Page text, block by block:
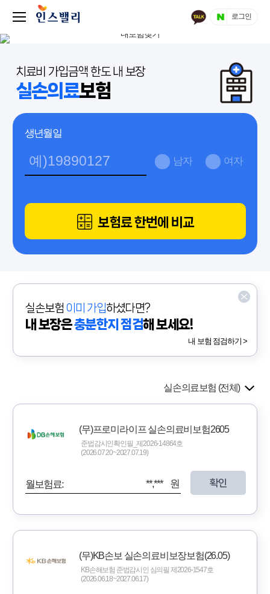
로그인
치료비 가입금액 한도 내 보장
실손의료보험
생년월일
남자 여자
보험료 한번에 비교
실손보험 이미 가입하셨다면?
내 보장은충분한지 점검해 보세요!
내 보험 점검하기 >
실손의료보험 (전체)
(무)프로미라이프 실손의료비보험2605
준법감시인확인필_제2026-14864호
(2026.07.20~2027.07.19)
월보험료: **,*** 원 확인
(무)KB손보 실손의료비보장보험(26.05)
KB손해보험 준법감시인 심의필 제2026-1547호
(2026.06.18~2027.06.17)